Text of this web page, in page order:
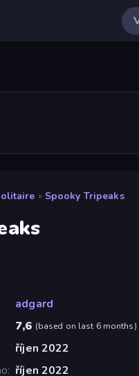
» Spooky Tripeaks
adgard
7,6 (based on last 6 months)
říjen 2022
říjen 2022